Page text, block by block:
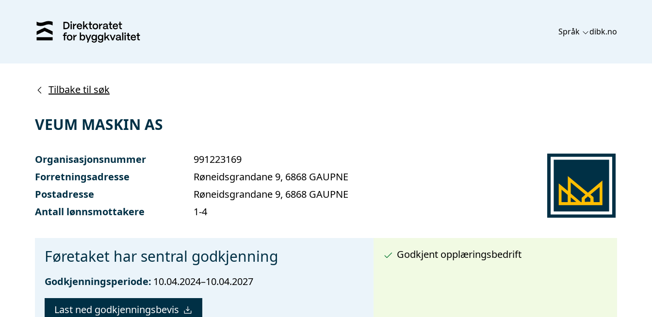
Språk dibk.no
Tilbake til søk
VEUM MASKIN AS
Organisasjonsnummer
991223169
Forretningsadresse
Røneidsgrandane 9, 6868 GAUPNE
Postadresse
Røneidsgrandane 9, 6868 GAUPNE
Antall lønnsmottakere
1-4
Føretaket har sentral godkjenning
Godkjenningsperiode: 10.04.2024–10.04.2027
Last ned godkjenningsbevis
Godkjent opplæringsbedrift